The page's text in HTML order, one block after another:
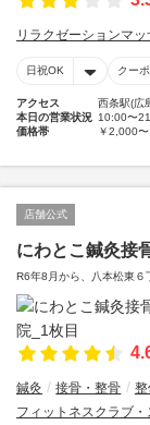
リラクゼーションマッ
日祝OK クー
アクセス
西条駅(広
本日の営業状況 10:00〜
価格帯
￥2,000
店舗公式
にわとこ鍼灸接
R6年8月から、八本松東６
鍼灸 接骨・整骨 整
フィットネスクラブ